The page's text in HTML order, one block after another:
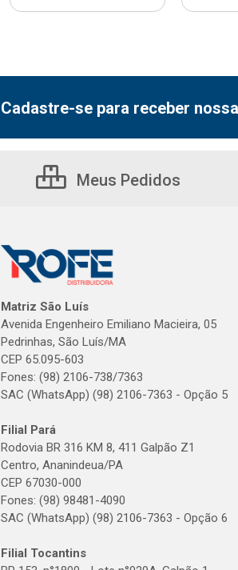
Cadastre-se para receber
Meus Pedidos
Matriz São Luís
Avenida Engenheiro Emiliano Macieira, 05
Pedrinhas, São Luís/MA
CEP 65.095-603
Fones: (98) 2106-738/7363
SAC (WhatsApp) (98) 2106-7363 - Opção 5
Filial Pará
Rodovia BR 316 KM 8, 411 Galpão Z1
Centro, Ananindeua/PA
CEP 67030-000
Fones: (98) 98481-4090
SAC (WhatsApp) (98) 2106-7363 - Opção 6
Filial Tocantins